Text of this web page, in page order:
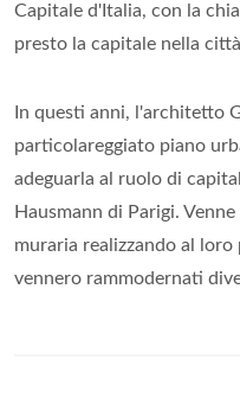
Capitale d'Italia, con la
presto la capitale nella
In questi anni, l'architetto
particolareggiato piano
adeguarla al ruolo di
Hausmann di Parigi.
muraria realizzando al
vennero rammodernati